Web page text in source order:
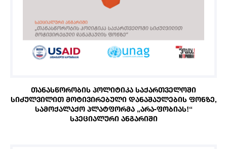
ᲗᲐᲜᲐᲡᲬᲝᲠᲝᲑᲘᲡ ᲞᲝᲚᲘᲢᲘᲙᲐ ᲡᲐᲥᲐᲠᲗᲕᲔᲚᲝᲨᲘ
ᲡᲘᲫᲣᲚᲕᲘᲚᲘᲗ ᲛᲝᲢᲘᲕᲘᲠᲔᲑᲣᲚᲘ ᲓᲐᲜᲐᲨᲐᲣᲚᲔᲑᲘᲡ ᲤᲝᲜᲖᲔ,
ᲡᲐᲛᲝᲥᲐᲚᲐᲥᲝ ᲞᲚᲐᲢᲤᲝᲠᲛᲐ „ᲐᲠᲐ-ᲤᲝᲑᲘᲐᲡ!“
ᲡᲞᲔᲪᲘᲐᲚᲣᲠᲘ ᲐᲜᲒᲐᲠᲘᲨᲘ